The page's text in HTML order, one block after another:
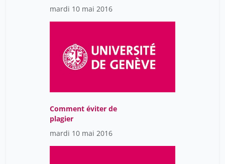
mardi 10 mai 2016
Comment éviter de
plagier
mardi 10 mai 2016